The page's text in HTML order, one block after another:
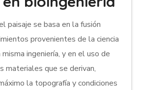
paisaje se basa en la fusión
provenientes de la ciencia
ingeniería, y en el uso de
materiales que se derivan,
la topografía y condiciones